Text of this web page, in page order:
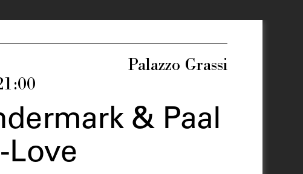
Palazzo Grassi
& Paal
Love